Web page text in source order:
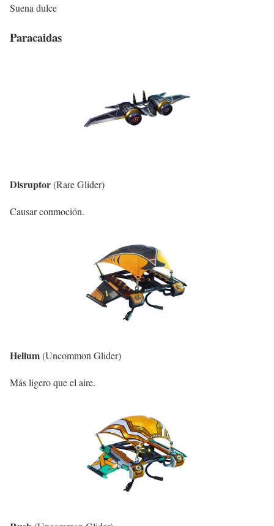
Suena dulce
Paracaidas
Disruptor(Rare Glider)
Causar conmoción.
Helium(Uncommon Glider)
Más ligero que el aire.